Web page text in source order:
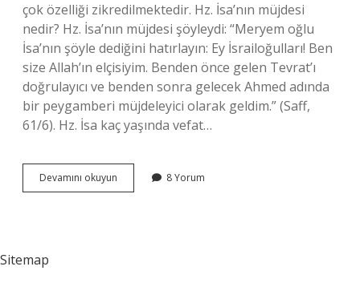
çok özelliği zikredilmektedir. Hz. İsa’nın müjdesi
nedir? Hz. İsa’nın müjdesi şöyleydi: “Meryem oğlu
İsa’nın şöyle dediğini hatırlayın: Ey İsrailoğulları! Ben
size Allah’ın elçisiyim. Benden önce gelen Tevrat’ı
doğrulayıcı ve benden sonra gelecek Ahmed adında
bir peygamberi müjdeleyici olarak geldim.” (Saff,
61/6). Hz. İsa kaç yaşında vefat…
Devamını okuyun
İSanın
8 Yorum
Sitemap